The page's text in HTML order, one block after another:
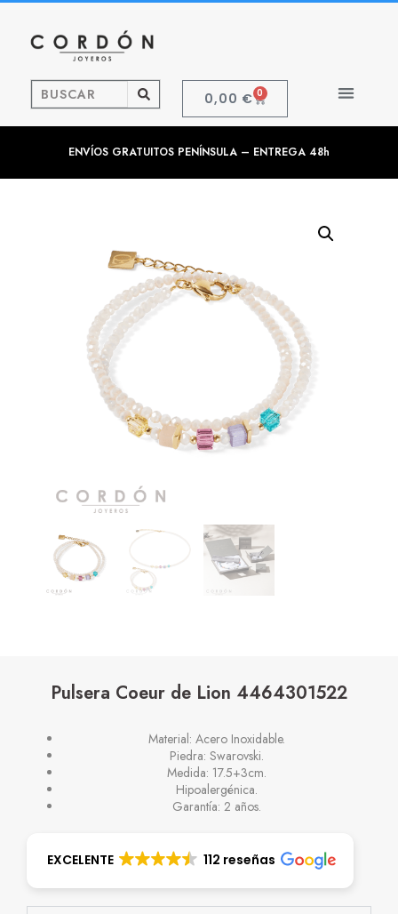
0,00 € 0
ENVÍOS GRATUITOS PENÍNSULA – ENTREGA 48h
Pulsera Coeur de Lion 4464301522
Material: Acero Inoxidable.
Piedra: Swarovski.
Medida: 17.5+3cm.
Hipoalergénica.
Garantía: 2 años.
EXCELENTE 112 reseñas